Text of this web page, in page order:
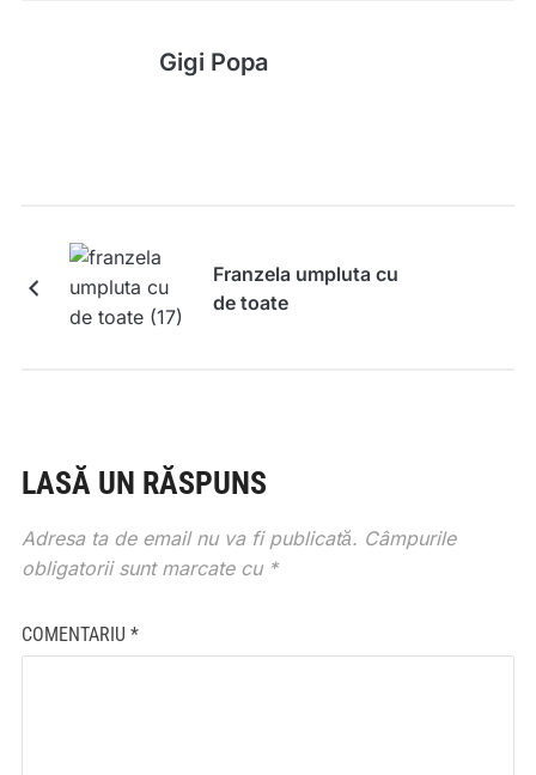
Gigi Popa
Franzela umpluta cu
de toate
LASĂ UN RĂSPUNS
Adresa ta de email nu va fi publicată. Câmpurile
obligatorii sunt marcate cu *
COMENTARIU *